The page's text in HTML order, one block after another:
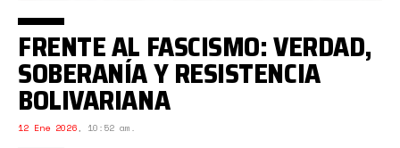
FRENTE AL FASCISMO: VERDAD,
SOBERANÍA Y RESISTENCIA
BOLIVARIANA
12 Ene 2026, 10:52 am.